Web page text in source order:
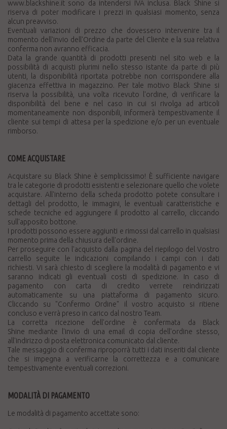
www.blackshine.it sono da intendersi IVA inclusa. Black Shine si
riserva di poter modificare i prezzi in qualsiasi momento, senza
alcun preavviso.
Eventuali variazioni di prezzo che dovessero intervenire tra il
momento dell'invio dell'Ordine da parte del Cliente e la sua relativa
conferma non avranno efficacia.
Data la grande quantità di prodotti presenti nel sito web e la
possibilità di acquisti plurimi nello stesso istante da parte di più
utenti, la disponibilità riportata potrebbe non corrispondere alla
giacenza effettiva in magazzino. Per tale motivo Black Shine si
riserva la possibilità, una volta ricevuto l'ordine, di verificare la
disponibilità del bene e nel caso in cui si rivolga ad articoli
momentaneamente non disponibili, informerà tempestivamente il
cliente sui tempi di attesa per la spedizione e/o per un eventuale
rimborso.
COME ACQUISTARE
Acquistare su Black Shine è semplicissimo! È sufficiente navigare
tra le categorie di prodotti esistenti e selezionare quello che volete
acquistare. All'interno della scheda prodotto potete consultare i
dettagli del prodotto, le immagini, le eventuali caratteristiche e
schede tecniche ed aggiungere il prodotto al carrello, cliccando
sull'apposito bottone.
I prodotti possono essere aggiunti e rimossi dal carrello in qualsiasi
momento prima della chiusura dell'ordine.
Per proseguire con l'acquisto dalla pagina del riepilogo del Vostro
carrello seguite le indicazioni compilando i campi con i dati
richiesti. Vi sarà chiesto di scegliere la modalità di pagamento e vi
saranno indicati gli eventuali costi di spedizione. In caso di
pagamento con carta di credito verrete reindirizzati
automaticamente su una piattaforma di pagamento sicuro.
Cliccando su "Confermo Ordine" il vostro acquisto si ritiene
concluso e verrà preso in carico dal nostro Team.
La corretta ricezione dell'ordine è confermata da Black
Shine mediante l'invio di una email di copia dell'ordine stesso,
all'indirizzo di posta elettronica comunicato dal cliente.
Tale messaggio di conferma riproporrà tutti i dati inseriti dal cliente
che si impegna a verificarne la correttezza e a comunicare
tempestivamente eventuali correzioni.
MODALITÀ DI PAGAMENTO
Le modalità di pagamento accettate sono: